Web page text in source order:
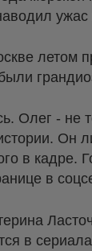
летом
Олег - не
Он
в кадре.
в
в